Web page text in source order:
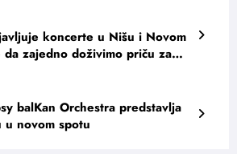
koncerte u Nišu i Novom
da zajedno doživimo priču za
balKan Orchestra predstavlja
u novom spotu